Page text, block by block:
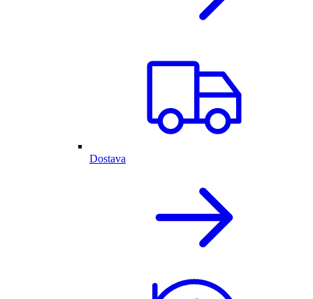
Dostava